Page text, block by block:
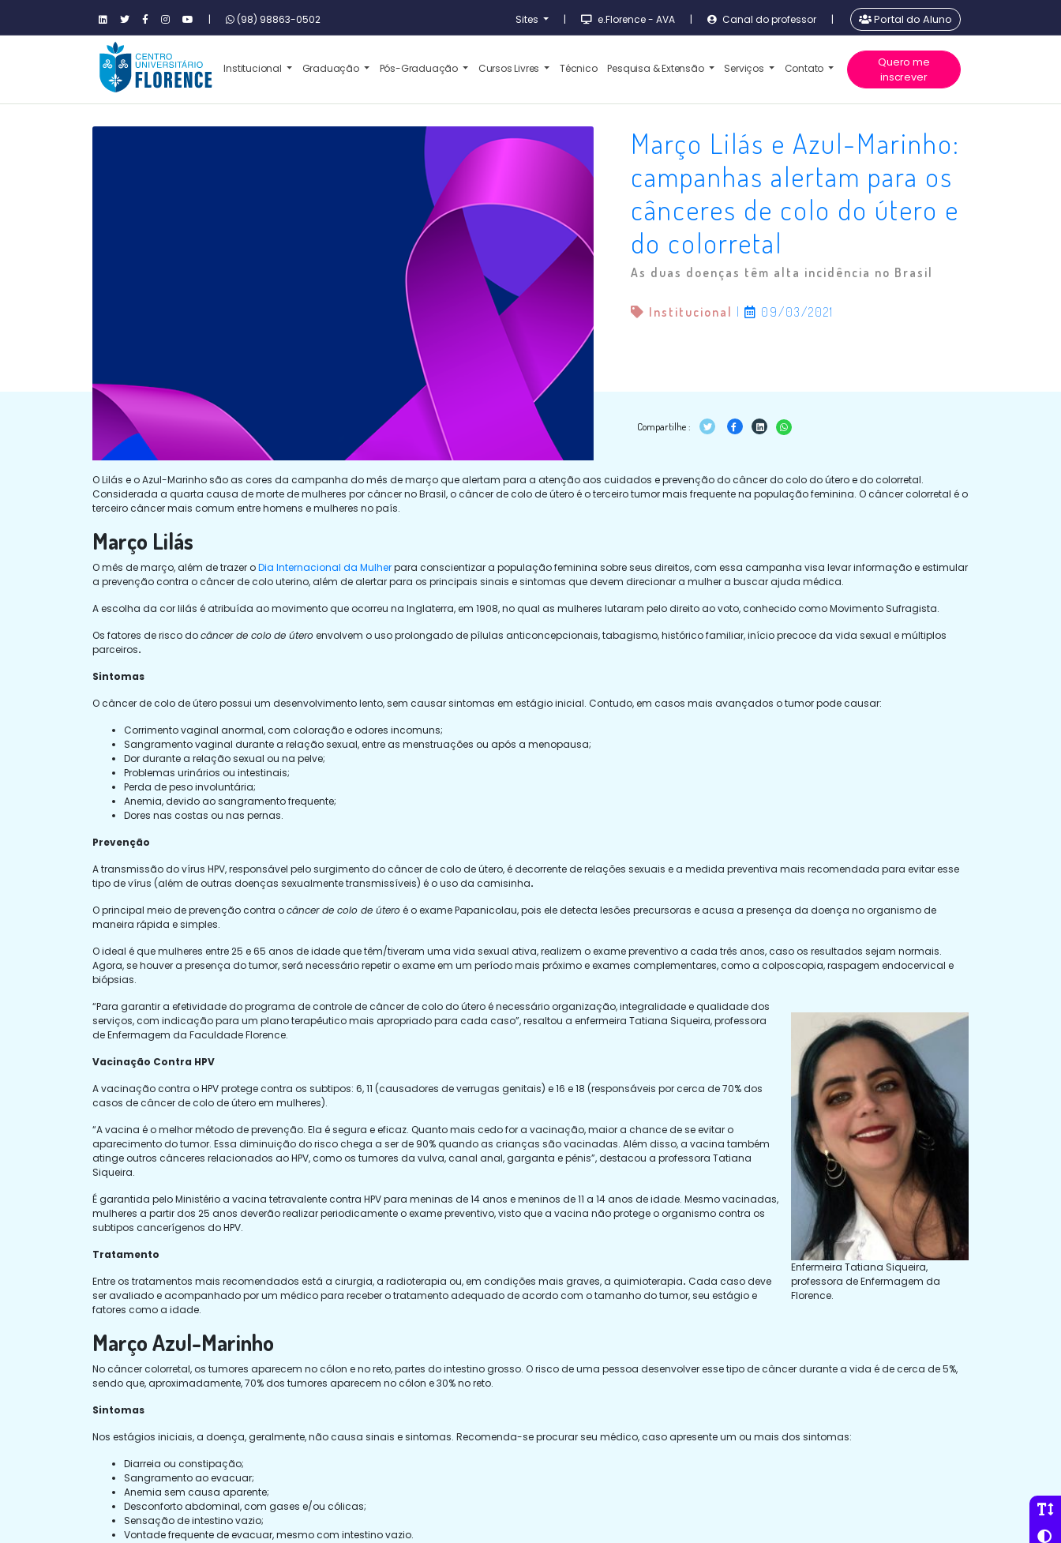
| (98) 98863-0502 Sites | e.Florence - AVA | Canal do professor | Portal do Aluno
Institucional Graduação Pós-Graduação Cursos Livres Técnico Pesquisa & Extensão Serviços Contato
Quero me
inscrever
Março Lilás e Azul-Marinho:
campanhas alertam para os
cânceres de colo do útero e
do colorretal
As duas doenças têm alta incidência no Brasil
Institucional 09/03/2021
Compartilhe :
O Lilás e o Azul-Marinho são as cores da campanha do mês de março que alertam para a atenção aos cuidados e prevenção do câncer do colo do útero e do colorretal.
Considerada a quarta causa de morte de mulheres por câncer no Brasil, o câncer de colo de útero é o terceiro tumor mais frequente na população feminina. O câncer colorretal é o
terceiro câncer mais comum entre homens e mulheres no país.
Março Lilás
O mês de março, além de trazer oDia Internacional da Mulherpara conscientizar a população feminina sobre seus direitos, com essa campanha visa levar informação e estimular
a prevenção contra o câncer de colo uterino, além de alertar para os principais sinais e sintomas quedevem direcionar a mulher a buscar ajuda médica.
A escolha da cor lilás é atribuída ao movimento que ocorreu na Inglaterra, em 1908, no qual as mulheres lutaram pelo direito ao voto, conhecido como Movimento Sufragista.
Os fatores de risco docâncer de colode úteroenvolvem o uso prolongado depílulas anticoncepcionais, tabagismo, histórico familiar, início precoce da vida sexual e múltiplos
parceiros.
Sintomas
Ocâncer de colo de útero possui um desenvolvimento lento, sem causar sintomas em estágio inicial. Contudo, em casos mais avançados o tumor pode causar:
Corrimento vaginal anormal, com coloração e odores incomuns;
Sangramento vaginal durante a relação sexual, entre as menstruações ou após a menopausa;
Dor durante a relação sexual ou na pelve;
Problemas urinários ou intestinais;
Perda de peso involuntária;
Anemia, devido ao sangramento frequente;
Dores nas costas ou nas pernas.
Prevenção
A transmissão do vírus HPV, responsável pelo surgimento do câncer de colo de útero, é decorrente de relações sexuais e a medida preventiva mais recomendada para evitar esse
tipo de vírus (além de outras doenças sexualmente transmissíveis) é o uso da camisinha.
O principal meio de prevenção contra ocâncer de colo de úteroé o exame Papanicolau, pois eledetecta lesões precursoras e acusa a presença da doença no organismo de
maneira rápida e simples.
O ideal é que mulheres entre 25 e 65 anos de idade que têm/tiveram uma vida sexual ativa, realizem o exame preventivo a cada três anos, caso os resultados sejam normais.
Agora, se houver a presença do tumor, será necessário repetir o exame em um período mais próximo e exames complementares, como a colposcopia, raspagem endocervical e
biópsias.
Enfermeira Tatiana Siqueira,
professora de Enfermagem da
Florence.
“Para garantir a efetividade do programa de controle de câncer de colo do útero é necessário organização, integralidade e qualidade dos
serviços, com indicação para um plano terapêutico mais apropriado para cada caso”, resaltou a enfermeira Tatiana Siqueira, professora
de Enfermagem da Faculdade Florence.
Vacinação Contra HPV
A vacinação contra o HPV protege contra os subtipos: 6, 11 (causadores de verrugas genitais) e 16 e 18 (responsáveis por cerca de 70% dos
casos de câncer de colo de útero em mulheres).
“A vacina é o melhor método de prevenção. Ela é segura e eficaz. Quanto mais cedo for a vacinação, maior a chance de se evitar o
aparecimento do tumor. Essa diminuição do risco chega a ser de 90% quando as crianças são vacinadas. Além disso, a vacina também
atinge outros cânceres relacionados ao HPV, como os tumores da vulva, canal anal, garganta e pênis”, destacou a professora Tatiana
Siqueira.
É garantida pelo Ministério a vacina tetravalente contra HPV para meninas de 14 anos e meninos de 11 a 14 anos de idade. Mesmo vacinadas,
mulheres a partir dos 25 anos deverão realizar periodicamente o exame preventivo, visto que a vacina não protege o organismo contra os
subtipos cancerígenos do HPV.
Tratamento
Entre os tratamentos mais recomendados está a cirurgia, a radioterapia ou, em condições mais graves, a quimioterapia. Cada caso deve
ser avaliado e acompanhado por um médico para receber o tratamento adequado de acordo com o tamanho do tumor, seu estágio e
fatores como a idade.
Março Azul-Marinho
No câncer colorretal, os tumores aparecem no cólon e no reto, partes do intestino grosso. O risco de uma pessoa desenvolver esse tipo de câncer durante a vida é de cerca de 5%,
sendo que, aproximadamente, 70% dos tumores aparecem no cólon e 30% no reto.
Sintomas
Nos estágios iniciais, a doença, geralmente, não causa sinais e sintomas. Recomenda-se procurar seu médico, caso apresente um ou mais dos sintomas:
Diarreia ou constipação;
Sangramento ao evacuar;
Anemia sem causa aparente;
Desconforto abdominal, com gases e/ou cólicas;
Sensação de intestino vazio;
Vontade frequente de evacuar, mesmo com intestino vazio.